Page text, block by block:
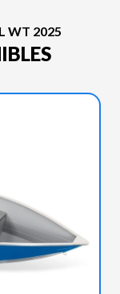
WT 2025